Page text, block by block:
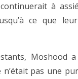
à
ce que
Moshood
pas une